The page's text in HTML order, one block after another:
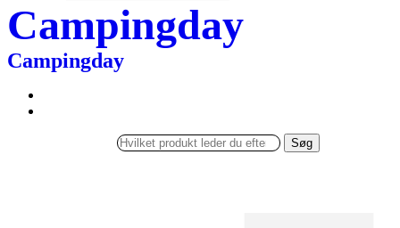
Campingday
Campingday
Søg